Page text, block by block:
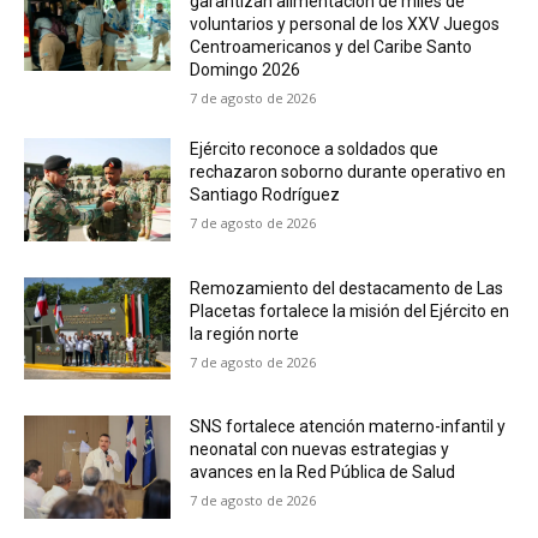
voluntarios y personal de los XXV Juegos
Centroamericanos y del Caribe Santo
Domingo 2026
7 de agosto de 2026
Ejército reconoce a soldados que
rechazaron soborno durante operativo en
Santiago Rodríguez
7 de agosto de 2026
Remozamiento del destacamento de Las
Placetas fortalece la misión del Ejército en
la región norte
7 de agosto de 2026
SNS fortalece atención materno-infantil y
neonatal con nuevas estrategias y
avances en la Red Pública de Salud
7 de agosto de 2026